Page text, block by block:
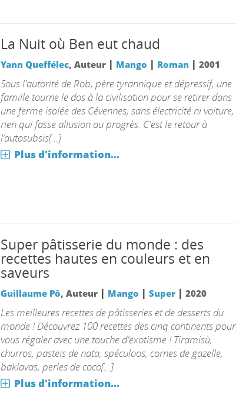
La Nuit où Ben eut chaud
Yann Queffélec, Auteur | Mango | Roman | 2001
Sous l'autorité de Rob, père tyrannique et dépressif, une
famille tourne le dos à la civilisation pour se retirer dans
une ferme isolée des Cévennes, sans électricité ni voiture,
rien qui fasse allusion au progrès. C'est le retour à
l’autosubsis[...]
Plus d'information...
Super pâtisserie du monde : des
recettes hautes en couleurs et en
saveurs
Guillaume Pô, Auteur | Mango | Super| 2020
Les meilleures recettes de pâtisseries et de desserts du
monde ! Découvrez 100 recettes des cinq continents pour
vous régaler avec une touche d'exotisme ! Tiramisù,
churros, pasteis de nata, spéculoos, cornes de gazelle,
baklavas, perles de coco[...]
Plus d'information...